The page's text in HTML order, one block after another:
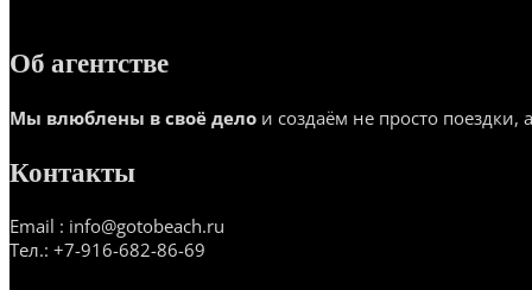
Об агентстве
Мы влюблены в своё дело и создаём не просто поездки,
Контакты
Email : info@gotobeach.ru
Тел.: +7-916-682-86-69